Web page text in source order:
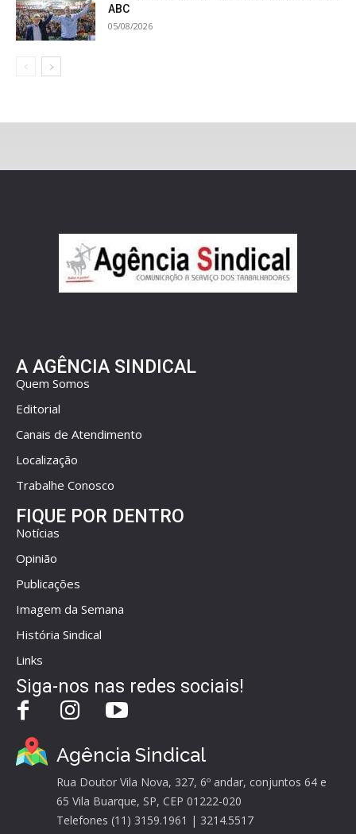
ABC
05/08/2026
A AGÊNCIA SINDICAL
Quem Somos
Editorial
Canais de Atendimento
Localização
Trabalhe Conosco
FIQUE POR DENTRO
Notícias
Opinião
Publicações
Imagem da Semana
História Sindical
Links
Siga-nos nas redes sociais!
Agência Sindical
Rua Doutor Vila Nova, 327, 6º andar, conjuntos 64 e
65 Vila Buarque, SP, CEP 01222-020
Telefones (11) 3159.1961 | 3214.5517